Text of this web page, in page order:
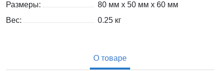
Размеры:
80 мм x 50 мм x 60 мм
Вес:
0.25 кг
О товаре